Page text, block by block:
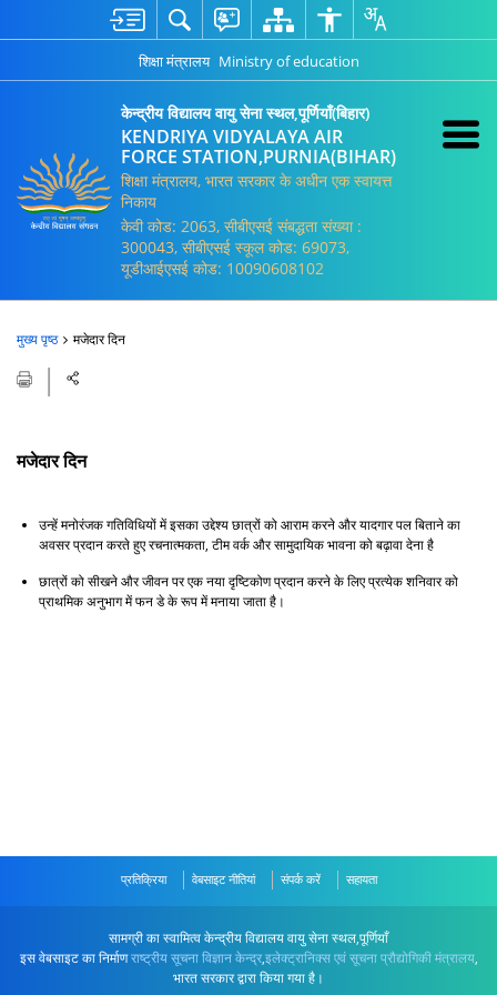
शिक्षा मंत्रालय Ministry of education
केन्द्रीय विद्यालय वायु सेना स्थल,पूर्णियाँ(बिहार)
KENDRIYA VIDYALAYA AIR
FORCE STATION,PURNIA(BIHAR)
शिक्षा मंत्रालय, भारत सरकार के अधीन एक स्वायत्त
निकाय
केवी कोड: 2063, सीबीएसई संबद्धता संख्या :
300043, सीबीएसई स्कूल कोड: 69073,
यूडीआईएसई कोड: 10090608102
मुख्य पृष्ठ मजेदार दिन
मजेदार दिन
उन्हें मनोरंजक गतिविधियों में इसका उद्देश्य छात्रों को आराम करने और यादगार पल बिताने का
अवसर प्रदान करते हुए रचनात्मकता, टीम वर्क और सामुदायिक भावना को बढ़ावा देना है
छात्रों को सीखने और जीवन पर एक नया दृष्टिकोण प्रदान करने के लिए प्रत्येक शनिवार को
प्राथमिक अनुभाग में फन डे के रूप में मनाया जाता है।
प्रतिक्रिया वेबसाइट नीतियां संपर्क करें सहायता
सामग्री का स्वामित्व केन्द्रीय विद्यालय वायु सेना स्थल,पूर्णियाँ
इस वेबसाइट का निर्माणराष्ट्रीय सूचना विज्ञान केन्द्र,इलेक्ट्रानिक्स एवं सूचना प्रौद्योगिकी मंत्रालय,
भारत सरकार द्वारा किया गया है।